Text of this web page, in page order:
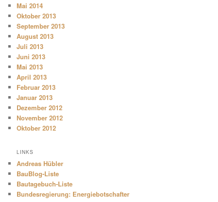
Mai 2014
Oktober 2013
September 2013
August 2013
Juli 2013
Juni 2013
Mai 2013
April 2013
Februar 2013
Januar 2013
Dezember 2012
November 2012
Oktober 2012
LINKS
Andreas Hübler
BauBlog-Liste
Bautagebuch-Liste
Bundesregierung: Energiebotschafter